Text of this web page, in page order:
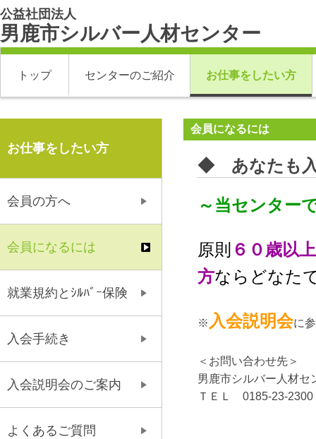
公益社団法人
男鹿市シルバー人材センター
トップ センターのご紹介 お仕事をしたい方
会員になるには
◆ あなたも入
～当センター
原則 ６０歳以上
方ならどなた
※ 入会説明会に
＜お問い合わせ先＞
男鹿市シルバー人材セ
ＴＥＬ 0185-23-
お仕事をしたい方
会員の方へ
会員になるには
就業規約とｼﾙﾊﾞｰ保険
入会手続き
入会説明会のご案内
よくあるご質問